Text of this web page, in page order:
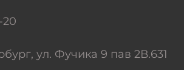
20
ул. Фучика 9 пав 2В.631